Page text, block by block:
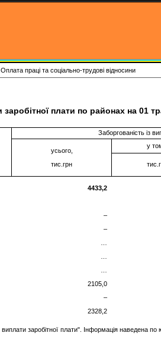
праці та соціально-трудові відносини
заробітної плати по районах на 01
Заборгованість із
усього,
тис.грн
у
4433,2
–
–
2105,0
–
2328,2
заробітної плати". Інформація наведена